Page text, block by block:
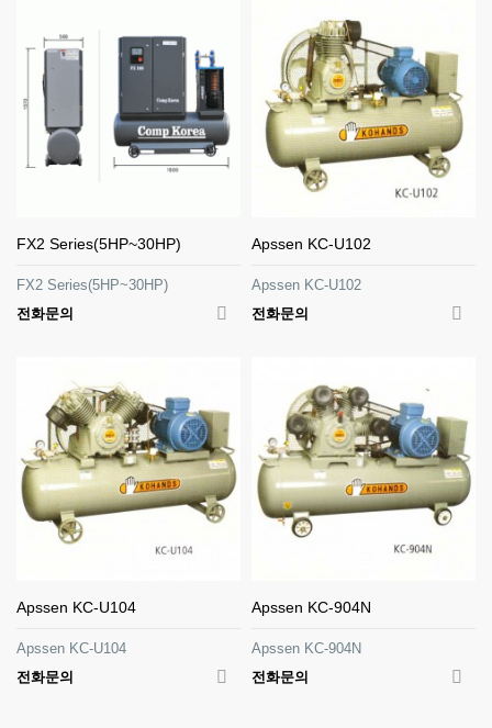
FX2 Series(5HP~30HP)
FX2 Series(5HP~30HP)
전화문의
Apssen KC-U102
Apssen KC-U102
전화문의
Apssen KC-U104
Apssen KC-U104
전화문의
Apssen KC-904N
Apssen KC-904N
전화문의